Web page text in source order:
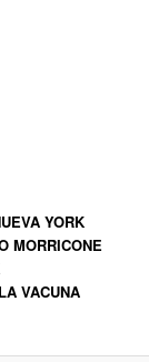
YORK
MORRICONE
VACUNA